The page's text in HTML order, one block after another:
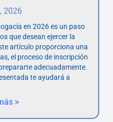
2026
en 2026 es un paso
que desean ejercer la
artículo proporciona una
el proceso de inscripción
adecuadamente.
te ayudará a
>